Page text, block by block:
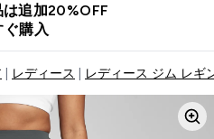
は追加20%OFF
ぐ購入
レディース レディース ジム レギ